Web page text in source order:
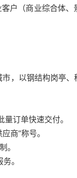
户（商业综合体、
，以钢结构岗亭、
订单快速交付。
商”称号。
。
。